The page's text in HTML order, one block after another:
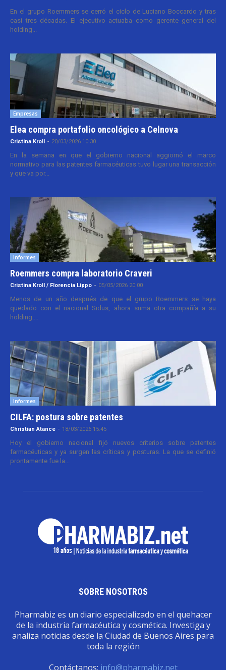
En el grupo Roemmers se cerró el ciclo de Luciano Boccardo y tras
casi tres décadas. El ejecutivo actuaba como gerente general del
holding...
Empresas
Elea compra portafolio oncológico a Celnova
Cristina Kroll - 20/03/2026 10:30
En la semana en que el gobierno nacional aggiornó el marco
normativo para las patentes farmacéuticas tuvo lugar una transacción
y que va por...
Informes
Roemmers compra laboratorio Craveri
Cristina Kroll / Florencia Lippo - 05/05/2026 20:00
Menos de un año después de que el grupo Roemmers se haya
quedado con el nacional Sidus, ahora suma otra compañía a su
holding....
Informes
CILFA: postura sobre patentes
Christian Atance - 18/03/2026 15:45
Hoy el gobierno nacional fijó nuevos criterios sobre patentes
farmacéuticas y ya surgen las críticas y posturas. La que se definió
prontamente fue la...
SOBRE NOSOTROS
Pharmabiz es un diario especializado en el quehacer
de la industria farmacéutica y cosmética. Investiga y
analiza noticias desde la Ciudad de Buenos Aires para
toda la región
Contáctanos: info@pharmabiz.net